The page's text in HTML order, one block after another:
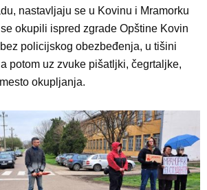
nastavljaju se u Kovinu i Mramorku
okupili ispred zgrade Opštine Kovin
policijskog obezbeđenja, u tišini
potom uz zvuke pišatljki, čegrtaljke,
okupljanja.